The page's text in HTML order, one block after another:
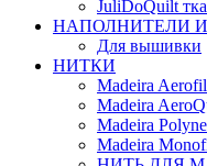
JuliDoQuilt
НАПОЛНИТЕЛИ
Для вышивки
НИТКИ
Madeira
Madeira
Madeira
Мadeira